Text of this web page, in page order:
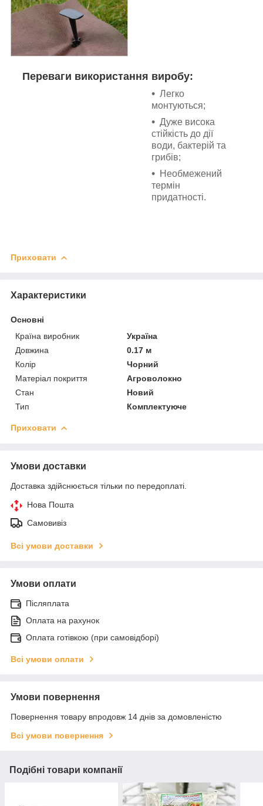
Переваги використання виробу:
Легко
монтуються;
Дуже висока
стійкість до дії
води, бактерій та
грибів;
Необмежений
термін
придатності.
Приховати
Характеристики
Основні
Країна виробник
Україна
Довжина
0.17 м
Колір
Чорний
Матеріал покриття
Агроволокно
Стан
Новий
Тип
Комплектуюче
Приховати
Умови доставки
Доставка здійснюється тільки по передоплаті.
Нова Пошта
Самовивіз
Всі умови доставки
Умови оплати
Післяплата
Оплата на рахунок
Оплата готівкою (при самовідборі)
Всі умови оплати
Умови повернення
Повернення товару впродовж 14 днів за домовленістю
Всі умови повернення
Подібні товари компанії